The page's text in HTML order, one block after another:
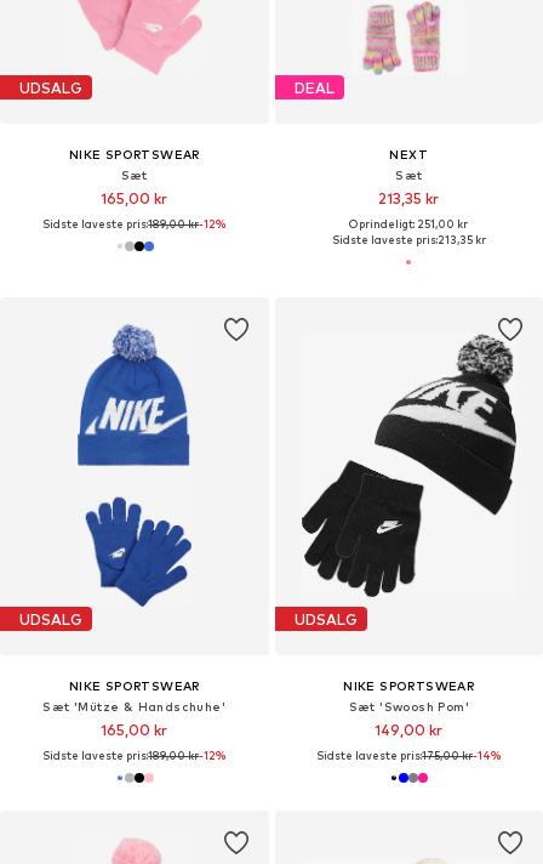
UDSALG
NIKE SPORTSWEAR
Sæt
165,00 kr
Sidste laveste pris:189,00 kr-12%
DEAL
NEXT
Sæt
213,35 kr
Oprindeligt: 251,00 kr
Sidste laveste pris:213,35 kr
UDSALG
NIKE SPORTSWEAR
Sæt 'Mütze & Handschuhe'
165,00 kr
Sidste laveste pris:189,00 kr-12%
UDSALG
NIKE SPORTSWEAR
Sæt 'Swoosh Pom'
149,00 kr
Sidste laveste pris:175,00 kr-14%